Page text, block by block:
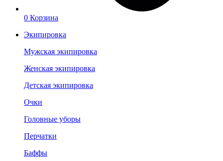
0 Корзина
Экипировка
Мужская экипировка
Женская экипировка
Детская экипировка
Очки
Головные уборы
Перчатки
Баффы